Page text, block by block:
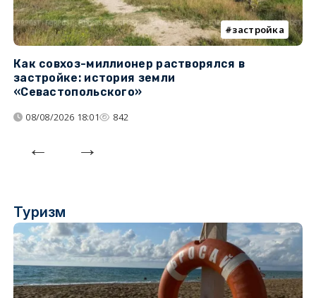
застройка
Как совхоз-миллионер растворялся в
застройке: история земли
«Севастопольского»
08/08/2026 18:01 842
Туризм